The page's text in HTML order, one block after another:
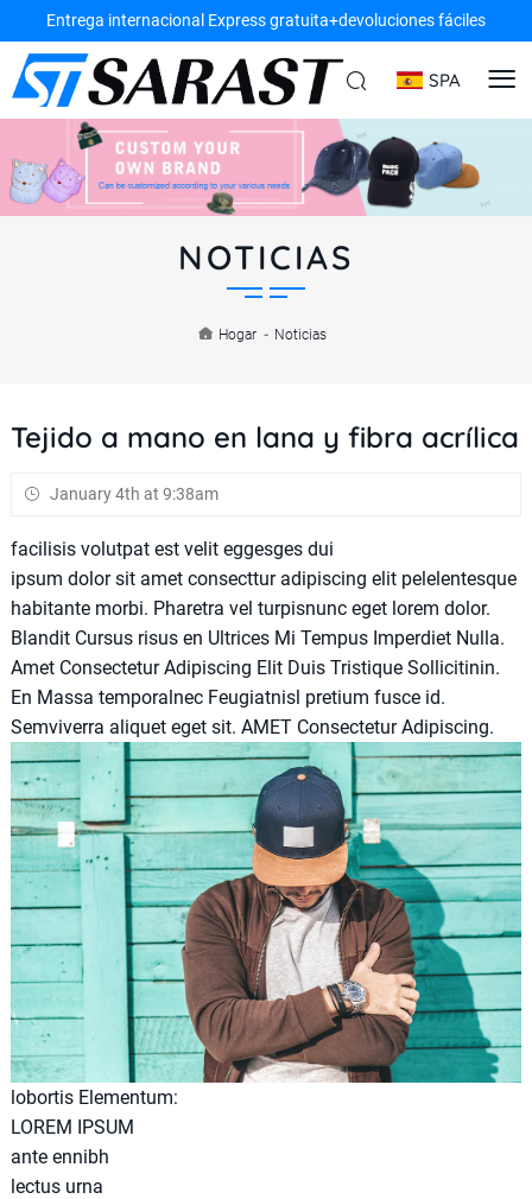
Entrega internacional Express gratuita+devoluciones fáciles
SPA
NOTICIAS
Hogar - Noticias
Tejido a mano en lana y fibra acrílica
January 4th at 9:38am
facilisis volutpat est velit eggesges dui
ipsum dolor sit amet consecttur adipiscing elit pelelentesque
habitante morbi. Pharetra vel turpisnunc eget lorem dolor.
Blandit Cursus risus en Ultrices Mi Tempus Imperdiet Nulla.
Amet Consectetur Adipiscing Elit Duis Tristique Sollicitinin.
En Massa temporalnec Feugiatnisl pretium fusce id.
Semviverra aliquet eget sit. AMET Consectetur Adipiscing.
lobortis Elementum:
LOREM IPSUM
ante ennibh
lectus urna